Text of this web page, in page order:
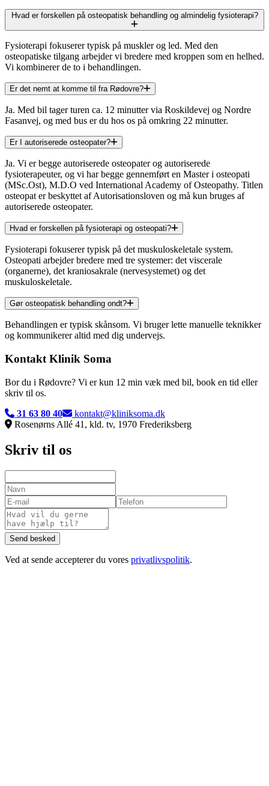
Hvad er forskellen på osteopatisk behandling og almindelig fysioterapi?
Fysioterapi fokuserer typisk på muskler og led. Med den
osteopatiske tilgang arbejder vi bredere med kroppen som en helhed.
Vi kombinerer de to i behandlingen.
Er det nemt at komme til fra Rødovre?
Ja. Med bil tager turen ca. 12 minutter via Roskildevej og Nordre
Fasanvej, og med bus er du hos os på omkring 22 minutter.
Er I autoriserede osteopater?
Ja. Vi er begge autoriserede osteopater og autoriserede
fysioterapeuter, og vi har begge gennemført en Master i osteopati
(MSc.Ost), M.D.O ved International Academy of Osteopathy. Titlen
osteopat er beskyttet af Autorisationsloven og må kun bruges af
autoriserede osteopater.
Hvad er forskellen på fysioterapi og osteopati?
Fysioterapi fokuserer typisk på det muskuloskeletale system.
Osteopati arbejder bredere med tre systemer: det viscerale
(organerne), det kraniosakrale (nervesystemet) og det
muskuloskeletale.
Gør osteopatisk behandling ondt?
Behandlingen er typisk skånsom. Vi bruger lette manuelle teknikker
og kommunikerer altid med dig undervejs.
Kontakt Klinik Soma
Bor du i Rødovre? Vi er kun 12 min væk med bil, book en tid eller
skriv til os.
31 63 80 40
kontakt@kliniksoma.dk
Rosenørns Allé 41, kld. tv, 1970 Frederiksberg
Skriv til os
Send besked
Ved at sende accepterer du vores privatlivspolitik.